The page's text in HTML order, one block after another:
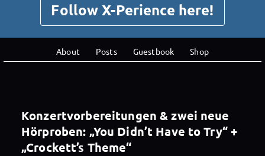
Follow X-Perience here!
About Posts Guestbook Shop
Konzertvorbereitungen & zwei neue
Hörproben: „You Didn’t Have to Try“ +
„Crockett’s Theme“